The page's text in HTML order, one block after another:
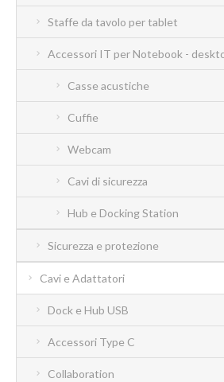
Staffe da tavolo per tablet
Accessori IT per Notebook -
Casse acustiche
Cuffie
Webcam
Cavi di sicurezza
Hub e Docking Station
Sicurezza e protezione
Cavi e Adattatori
Dock e Hub USB
Accessori Type C
Collaboration